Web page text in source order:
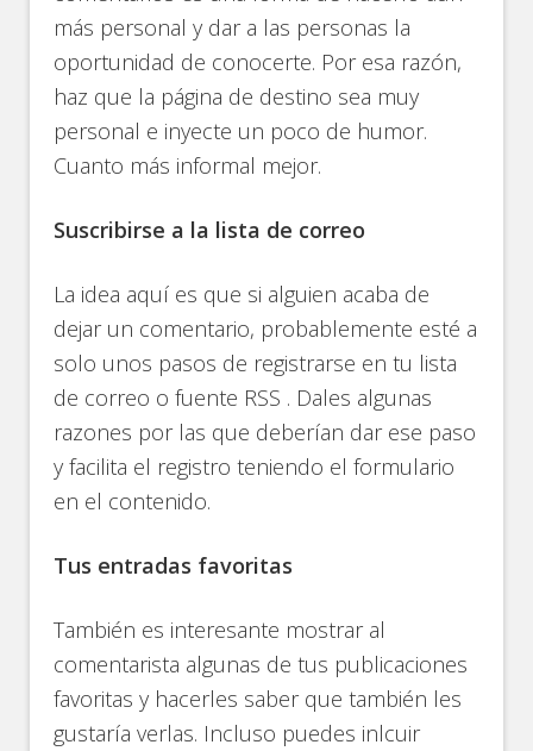
más personal y dar a las personas la
oportunidad de conocerte. Por esa razón,
haz que la página de destino sea muy
personal e inyecte un poco de humor.
Cuanto más informal mejor.
Suscribirse a la lista de correo
La idea aquí es que si alguien acaba de
dejar un comentario, probablemente esté a
solo unos pasos de registrarse en tu lista
de correo o fuente RSS . Dales algunas
razones por las que deberían dar ese paso
y facilita el registro teniendo el formulario
en el contenido.
Tus entradas favoritas
También es interesante mostrar al
comentarista algunas de tus publicaciones
favoritas y hacerles saber que también les
gustaría verlas. Incluso puedes inlcuir